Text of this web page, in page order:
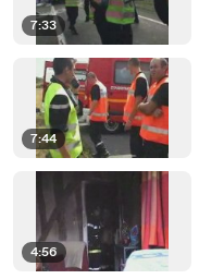
7:33
7:44
4:56